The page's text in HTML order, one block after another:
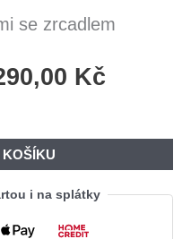
se zrcadlem
Kč.
Kč
290,00
KOŠÍKU
i na splátky